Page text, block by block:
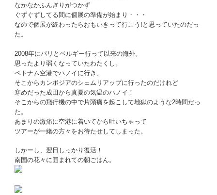
なかなかふんぎりがつかず
ぐずぐずしてる間に個展の準備が始まり・・・
なので個展が終わったらおもいきって行こう!と思っていたのだっ
た。
2008年にパリとベルギー行って以来の海外。
思ったより弱くなっていたわたくし。
ベトナム空港でハノイに行き、
そこからカンボジアのシェムリアップに行ったのだけれど
寒めだった成田から真夏の気温のハノイ！
そこからの飛行機の中で片頭痛を起こして地獄のような2時間だっ
た。
あまりの激痛に空港に着いてから吐いちゃって
ツアーが一緒の方々をお待たせしてしまった。
しかーし、翌日しっかり復活！
南国の花々に囲まれての朝ごはん。